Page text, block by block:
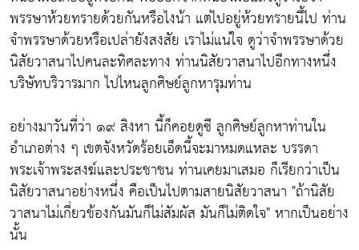
พรรษาห้วยทรายด้วยกันหรือไงน้า แต่ไปอยู่ห้วยทรายนี้ไป ท่าน
จำพรรษาด้วยหรือเปล่ายังสงสัย เราไม่แน่ใจ ดูว่าจำพรรษาด้วย
นิสัยวาสนาไปคนละทิศละทาง ท่านนิสัยวาสนาไปอีกทางหนึ่ง
บริษัทบริวารมาก ไปไหนลูกศิษย์ลูกหารุมท่าน
อย่างมาวันที่ว่า ๑๙ สิงหา นี้ก็คอยดูซี ลูกศิษย์ลูกหาท่านใน
อำเภอต่าง ๆ เขตจังหวัดร้อยเอ็ดนี้จะมาหมดแหละ บรรดา
พระเจ้าพระสงฆ์และประชาชน ท่านเคยมาเสมอ ก็เรียกว่าเป็น
นิสัยวาสนาอย่างหนึ่ง คือเป็นไปตามสายนิสัยวาสนา "ถ้านิสัย
วาสนาไม่เกี่ยวข้องกันมันก็ไม่สัมผัส มันก็ไม่ติดใจ"หากเป็นอย่าง
นั้น